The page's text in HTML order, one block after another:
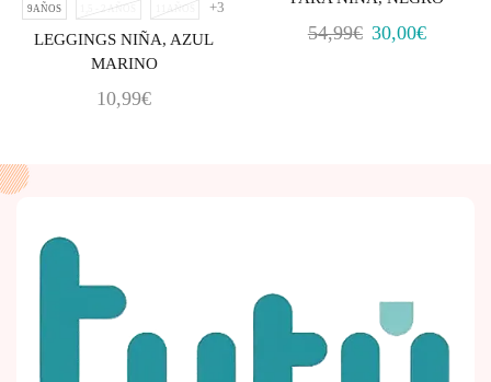
9AÑOS 1,5 - 2 AÑOS 11AÑOS +3
LEGGINGS NIÑA, AZUL
MARINO
10,99€
54,99€ 30,00€